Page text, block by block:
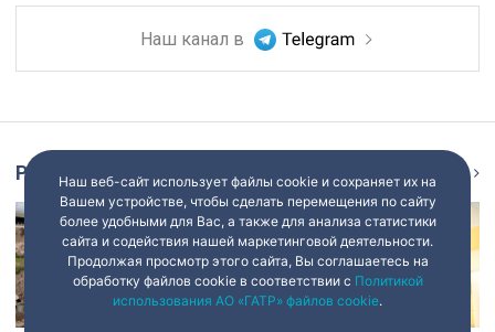
Наш канал в
Репортаж
Наш веб-сайт использует файлы cookie и сохраняет их на
Вашем устройстве, чтобы сделать перемещения по сайту
более удобными для Вас, а также для анализа статистики
сайта и содействия нашей маркетинговой деятельности.
Продолжая просмотр этого сайта, Вы соглашаетесь на
обработку файлов cookie в соответствии с Политикой
использования АО «ГАТР» файлов cookie.